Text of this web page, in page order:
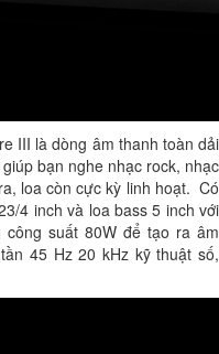
III là dòng âm thanh toàn dải
bạn nghe nhạc rock, nhạc
loa còn cực kỳ linh hoạt. Có
4 inch và loa bass 5 inch với
suất 80W để tạo ra âm
45 Hz 20 kHz kỹ thuật số,